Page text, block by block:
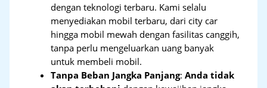
dengan teknologi terbaru. Kami selalu
menyediakan mobil terbaru, dari city car
hingga mobil mewah dengan fasilitas canggih,
tanpa perlu mengeluarkan uang banyak
untuk membeli mobil.
Tanpa Beban Jangka Panjang:Anda tidak